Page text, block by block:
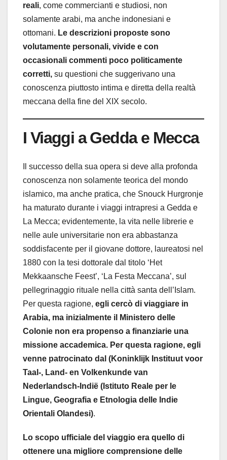
reali, come commercianti e studiosi, non
solamente arabi, ma anche indonesiani e
ottomani. Le descrizioni proposte sono
volutamente personali, vivide e con
occasionali commenti poco politicamente
corretti, su questioni che suggerivano una
conoscenza piuttosto intima e diretta della realtà
meccana della fine del XIX secolo.
I Viaggi a Gedda e Mecca
Il successo della sua opera si deve alla profonda
conoscenza non solamente teorica del mondo
islamico, ma anche pratica, che Snouck Hurgronje
ha maturato durante i viaggi intrapresi a Gedda e
La Mecca; evidentemente, la vita nelle librerie e
nelle aule universitarie non era abbastanza
soddisfacente per il giovane dottore, laureatosi nel
1880 con la tesi dottorale dal titolo ‘Het
Mekkaansche Feest’, ‘La Festa Meccana’, sul
pellegrinaggio rituale nella città santa dell’Islam.
Per questa ragione, egli cercò di viaggiare in
Arabia, ma inizialmente il Ministero delle
Colonie non era propenso a finanziarie una
missione accademica. Per questa ragione, egli
venne patrocinato dal (Koninklijk Instituut voor
Taal-, Land- en Volkenkunde van
Nederlandsch-Indië (Istituto Reale per le
Lingue, Geografia e Etnologia delle Indie
Orientali Olandesi).
Lo scopo ufficiale del viaggio era quello di
ottenere una migliore comprensione delle